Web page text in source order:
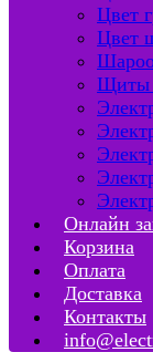
Цвет
Цвет
Щиты
Онлайн
Корзина
Оплата
Доставка
Контакты